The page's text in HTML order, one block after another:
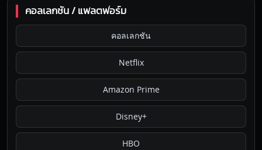
คอลเลกชัน / แพลตฟอร์ม
คอลเลกชัน
Netflix
Amazon Prime
Disney+
HBO